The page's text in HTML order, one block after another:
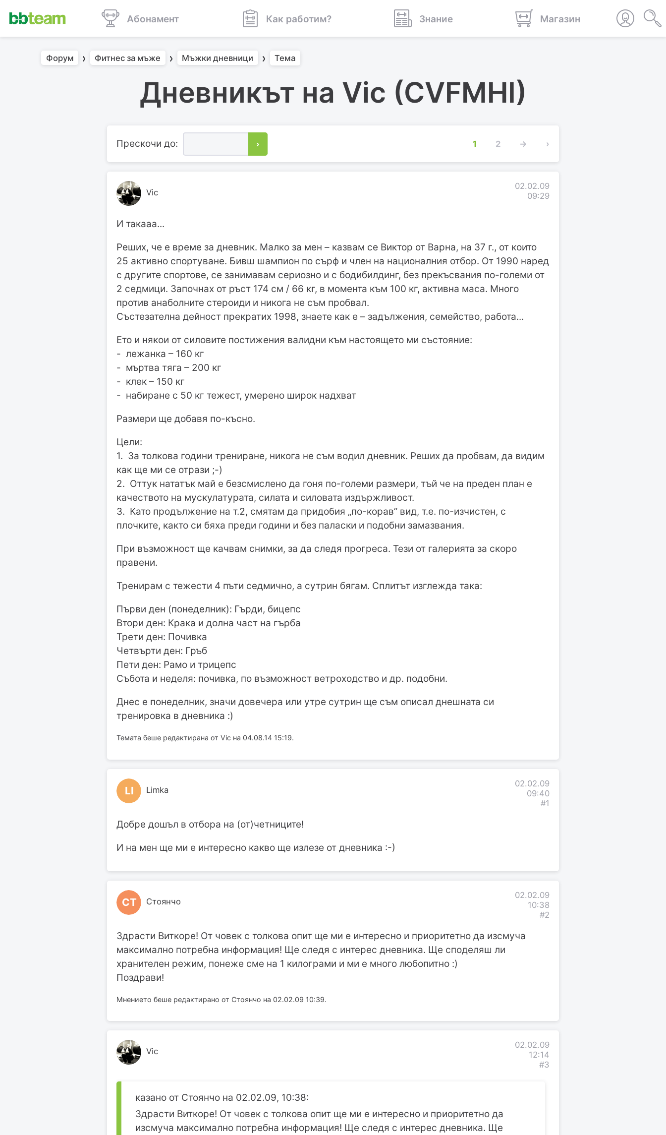
Абонамент Как работим? Знание Магазин
Форум Фитнес за мъже Мъжки дневници Тема
Дневникът на Vic (CVFMHI)
Прескочи до: › 1 2 → ›
Vic
02.02.09
09:29
И такааа...
Реших, че е време за дневник. Малко за мен – казвам се Виктор от Варна, на 37 г., от които
25 активно спортуване. Бивш шампион по сърф и член на националния отбор. От 1990 наред
с другите спортове, се занимавам сериозно и с бодибилдинг, без прекъсвания по-големи от
2 седмици. Започнах от ръст 174 см / 66 кг, в момента към 100 кг, активна маса. Много
против анаболните стероиди и никога не съм пробвал.
Състезателна дейност прекратих 1998, знаете как е – задължения, семейство, работа...
Ето и някои от силовите постижения валидни към настоящето ми състояние:
- лежанка – 160 кг
- мъртва тяга – 200 кг
- клек – 150 кг
- набиране с 50 кг тежест, умерено широк надхват
Размери ще добавя по-късно.
Цели:
1. За толкова години трениране, никога не съм водил дневник. Реших да пробвам, да видим
как ще ми се отрази ;-)
2. Оттук нататък май е безсмислено да гоня по-големи размери, тъй че на преден план е
качеството на мускулатурата, силата и силовата издържливост.
3. Като продължение на т.2, смятам да придобия „по-корав” вид, т.е. по-изчистен, с
плочките, както си бяха преди години и без паласки и подобни замазвания.
При възможност ще качвам снимки, за да следя прогреса. Тези от галерията за скоро
правени.
Тренирам с тежести 4 пъти седмично, а сутрин бягам. Сплитът изглежда така:
Първи ден (понеделник): Гърди, бицепс
Втори ден: Крака и долна част на гърба
Трети ден: Почивка
Четвърти ден: Гръб
Пети ден: Рамо и трицепс
Събота и неделя: почивка, по възможност ветроходство и др. подобни.
Днес е понеделник, значи довечера или утре сутрин ще съм описал днешната си
тренировка в дневника :)
Темата беше редактирана от Vic на 04.08.14 15:19.
LI Limka
02.02.09
09:40
#1
Добре дошъл в отбора на (от)четниците!
И на мен ще ми е интересно какво ще излезе от дневника :-)
СТ Стоянчо
02.02.09
10:38
#2
Здрасти Виткоре! От човек с толкова опит ще ми е интересно и приоритетно да изсмуча
максимално потребна информация! Ще следя с интерес дневника. Ще споделяш ли
хранителен режим, понеже сме на 1 килограми и ми е много любопитно :)
Поздрави!
Мнението беше редактирано от Стоянчо на 02.02.09 10:39.
Vic
02.02.09
12:14
#3
казано от Стоянчо на 02.02.09, 10:38:
Здрасти Виткоре! От човек с толкова опит ще ми е интересно и приоритетно да
изсмуча максимално потребна информация! Ще следя с интерес дневника. Ще